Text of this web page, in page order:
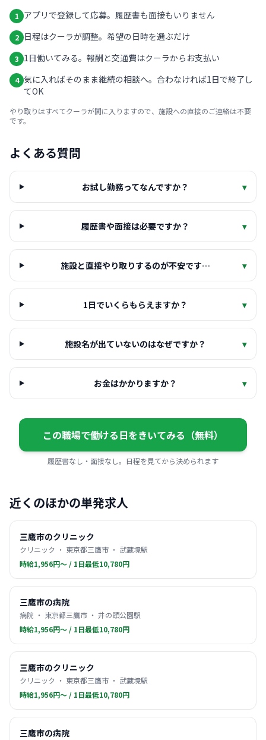
1 アプリで登録して応募。履歴書も面接もいりません
2 日程はクーラが調整。希望の日時を選ぶだけ
3 1日働いてみる。報酬と交通費はクーラからお支払い
4 気に入ればそのまま継続の相談へ。合わなければ1日で終了し
てOK
やり取りはすべてクーラが間に入りますので、施設への直接のご連絡は不要
です。
よくある質問
お試し勤務ってなんですか？ ▾
履歴書や面接は必要ですか？ ▾
施設と直接やり取りするのが不安です… ▾
1日でいくらもらえますか？ ▾
施設名が出ていないのはなぜですか？ ▾
お金はかかりますか？ ▾
この職場で働ける日をきいてみる（無料）
履歴書なし・面接なし。日程を見てから決められます
近くのほかの単発求人
三鷹市のクリニック
クリニック ・ 東京都三鷹市 ・ 武蔵境駅
時給1,956円〜 / 1日最低10,780円
三鷹市の病院
病院 ・ 東京都三鷹市 ・ 井の頭公園駅
時給1,956円〜 / 1日最低10,780円
三鷹市のクリニック
クリニック ・ 東京都三鷹市 ・ 武蔵境駅
時給1,956円〜 / 1日最低10,780円
三鷹市の病院